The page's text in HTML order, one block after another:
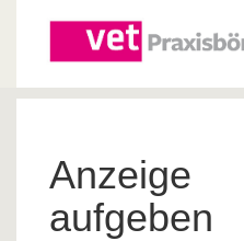
Anzeige
aufgeben